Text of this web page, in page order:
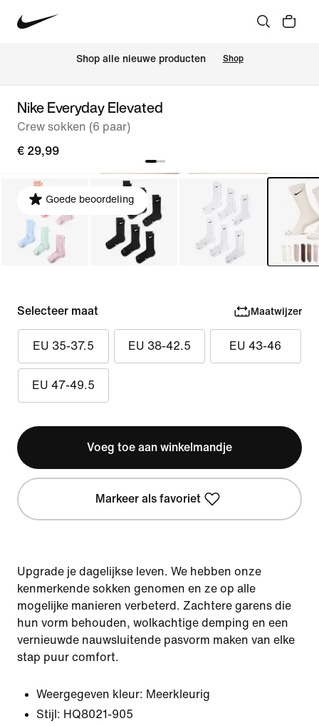
Shop alle nieuwe producten Shop
Nike Everyday Elevated
Crew sokken (6 paar)
€ 29,99
Goede beoordeling
Selecteer maat Maatwijzer
EU 35-37.5 EU 38-42.5 EU 43-46
EU 47-49.5
Voeg toe aan winkelmandje
Markeer als favoriet
Upgrade je dagelijkse leven. We hebben onze
kenmerkende sokken genomen en ze op alle
mogelijke manieren verbeterd. Zachtere garens die
hun vorm behouden, wolkachtige demping en een
vernieuwde nauwsluitende pasvorm maken van elke
stap puur comfort.
Weergegeven kleur: Meerkleurig
Stijl: HQ8021-905